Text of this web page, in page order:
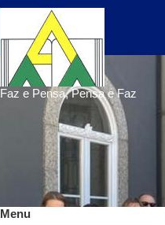
Faz e Pensa, Pensa e Faz
Menu